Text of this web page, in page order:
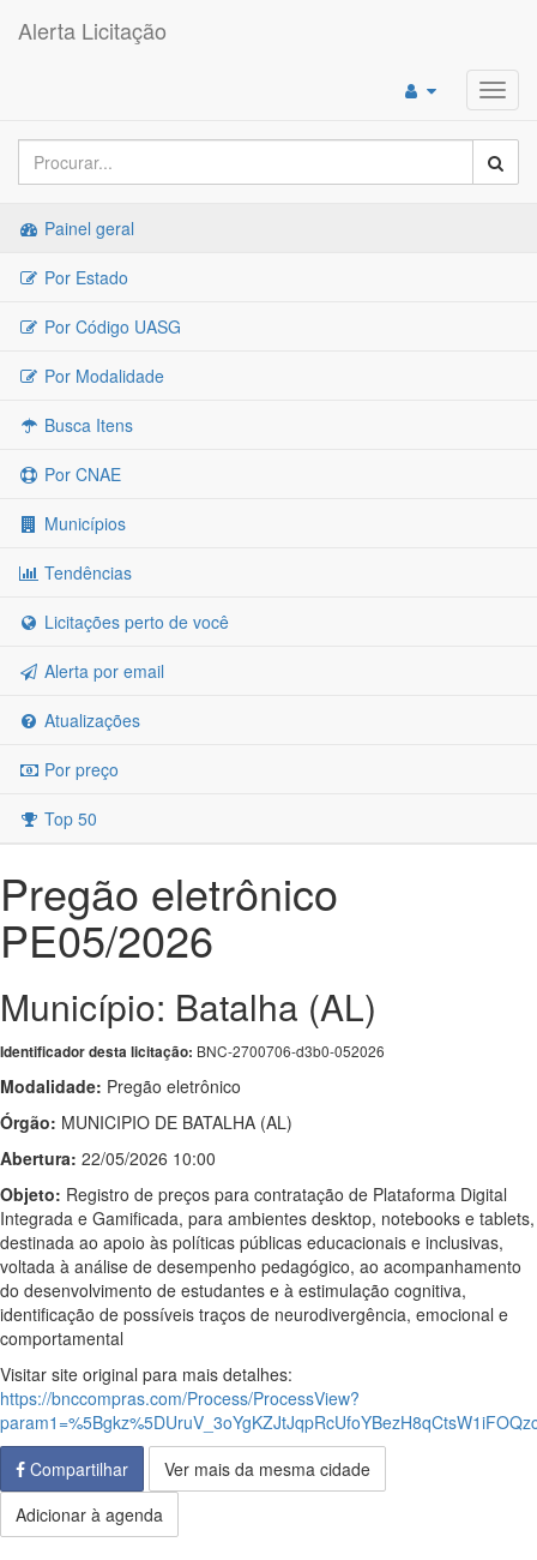
Alerta Licitação
Painel geral
Por Estado
Por Código UASG
Por Modalidade
Busca Itens
Por CNAE
Municípios
Tendências
Licitações perto de você
Alerta por email
Atualizações
Por preço
Top 50
Pregão eletrônico
PE05/2026
Município: Batalha (AL)
Identificador desta licitação: BNC-2700706-d3b0-052026
Modalidade: Pregão eletrônico
Órgão: MUNICIPIO DE BATALHA (AL)
Abertura: 22/05/2026 10:00
Objeto: Registro de preços para contratação de Plataforma Digital
Integrada e Gamificada, para ambientes desktop, notebooks e tablets,
destinada ao apoio às políticas públicas educacionais e inclusivas,
voltada à análise de desempenho pedagógico, ao acompanhamento
do desenvolvimento de estudantes e à estimulação cognitiva,
identificação de possíveis traços de neurodivergência, emocional e
comportamental
Visitar site original para mais detalhes:
https://bnccompras.com/Process/ProcessView?
Compartilhar
Ver mais da mesma cidade
Adicionar à agenda